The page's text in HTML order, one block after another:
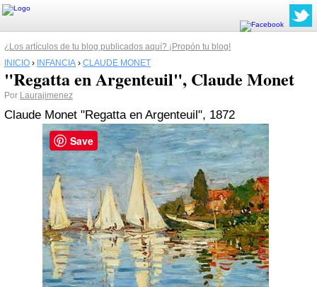
¿Los artículos de tu blog publicados aquí? ¡Propón tu blog!
INICIO › INFANCIA › CLAUDE MONET
"Regatta en Argenteuil", Claude Monet
Por Laurajimenez
Claude Monet "Regatta en Argenteuil", 1872
Save